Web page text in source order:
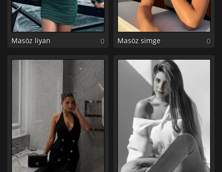
Masöz liyan 0 Masöz simge 0